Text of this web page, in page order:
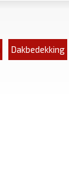
Dakbedekking